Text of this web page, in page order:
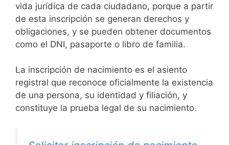
vida jurídica de cada ciudadano, porque a partir
de esta inscripción se generan derechos y
obligaciones, y se pueden obtener documentos
como el DNI, pasaporte o libro de familia.
La inscripción de nacimiento es el asiento
registral que reconoce oficialmente la existencia
de una persona, su identidad y filiación, y
constituye la prueba legal de su nacimiento.